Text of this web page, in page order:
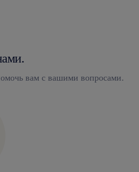
вам с вашими вопросами.